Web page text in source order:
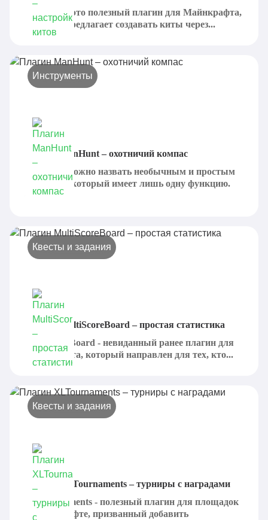
GreatKits - это полезный плагин для Майнкрафта,
который предлагает создавать киты через...
Инструменты
Плагин ManHunt – охотничий компас
ManHunt можно назвать необычным и простым
плагином, который имеет лишь одну функцию.
Он...
Квесты и задания
Плагин MultiScoreBoard – простая статистика
MultiScoreBoard - невиданный ранее плагин для
Майнкрафта, который направлен для тех, кто...
Квесты и задания
Плагин XLTournaments – турниры с наградами
XLTournaments - полезный плагин для площадок
в Майнкрафте, призванный добавить